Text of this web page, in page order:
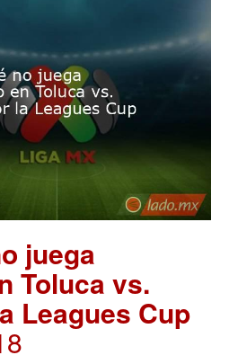
juega
Toluca vs.
Leagues Cup